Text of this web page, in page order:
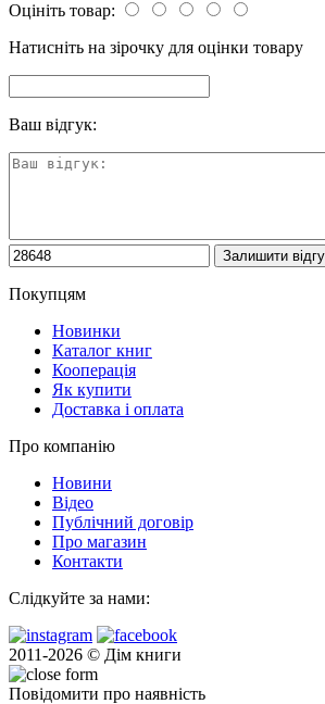
Оцініть товар:
Натисніть на зірочку для оцінки товару
Ваш відгук:
Покупцям
Новинки
Каталог книг
Кооперація
Як купити
Доставка і оплата
Про компанію
Новини
Відео
Публічний договір
Про магазин
Контакти
Слідкуйте за нами:
2011-2026 © Дім книги
Повідомити про наявність